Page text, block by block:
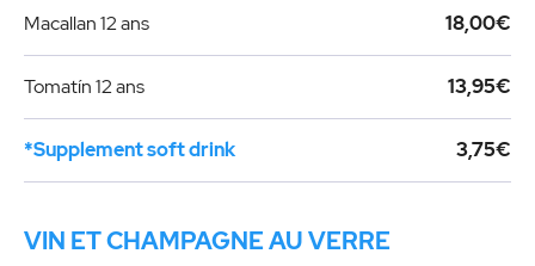
Macallan 12 ans 18,00€
Tomatín 12 ans 13,95€
*Supplement soft drink 3,75€
VIN ET CHAMPAGNE AU VERRE